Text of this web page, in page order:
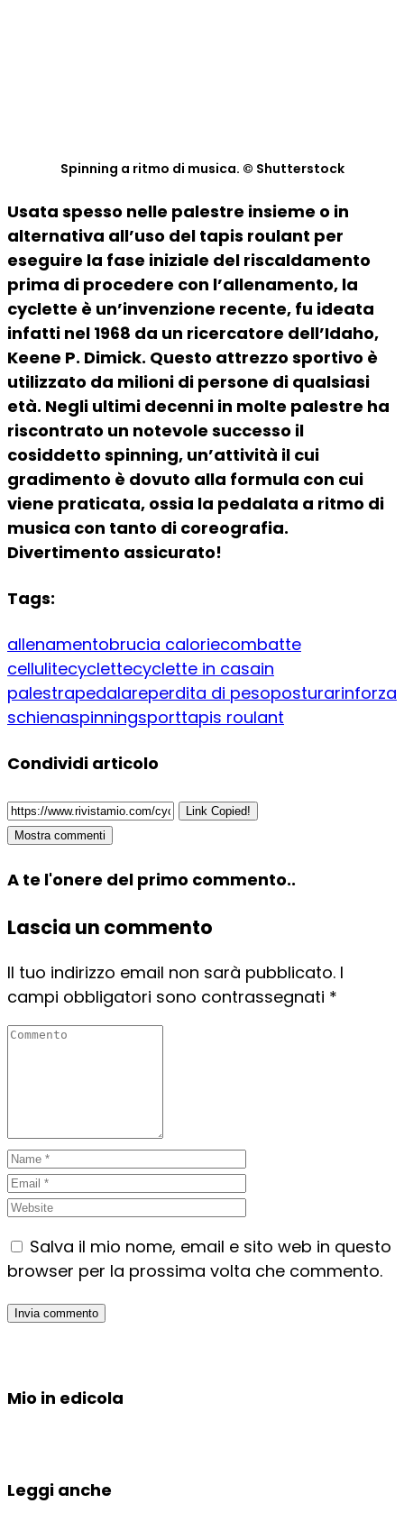
Spinning a ritmo di musica. © Shutterstock
Usata spesso nelle palestre insieme o in
alternativa all’uso del tapis roulant per
eseguire la fase iniziale del riscaldamento
prima di procedere con l’allenamento, la
cyclette è un’invenzione recente, fu ideata
infatti nel 1968 da un ricercatore dell’Idaho,
Keene P. Dimick. Questo attrezzo sportivo è
utilizzato da milioni di persone di qualsiasi
età. Negli ultimi decenni in molte palestre ha
riscontrato un notevole successo il
cosiddetto spinning, un’attività il cui
gradimento è dovuto alla formula con cui
viene praticata, ossia la pedalata a ritmo di
musica con tanto di coreografia.
Divertimento assicurato!
Tags:
allenamentobrucia caloriecombatte
cellulitecyclettecyclette in casain
palestrapedalareperdita di pesoposturarinforza
schienaspinningsporttapis roulant
Condividi articolo
Link Copied!
Mostra commenti
A te l'onere del primo commento..
Lascia un commento
Il tuo indirizzo email non sarà pubblicato. I
campi obbligatori sono contrassegnati *
Salva il mio nome, email e sito web in questo
browser per la prossima volta che commento.
Mio in edicola
Leggi anche